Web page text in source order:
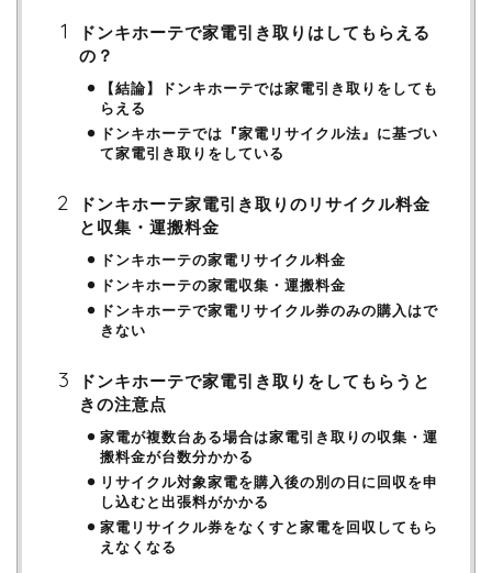
ドンキホーテで家電引き取りはしてもらえる
の？
【結論】ドンキホーテでは家電引き取りをしても
らえる
ドンキホーテでは『家電リサイクル法』に基づい
て家電引き取りをしている
ドンキホーテ家電引き取りのリサイクル料金
と収集・運搬料金
ドンキホーテの家電リサイクル料金
ドンキホーテの家電収集・運搬料金
ドンキホーテで家電リサイクル券のみの購入はで
きない
ドンキホーテで家電引き取りをしてもらうと
きの注意点
家電が複数台ある場合は家電引き取りの収集・運
搬料金が台数分かかる
リサイクル対象家電を購入後の別の日に回収を申
し込むと出張料がかかる
家電リサイクル券をなくすと家電を回収してもら
えなくなる